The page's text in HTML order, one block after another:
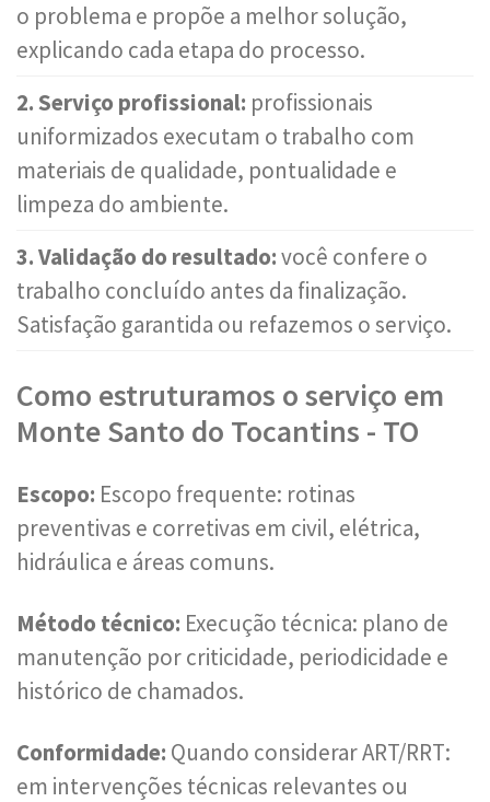
o problema e propõe a melhor solução,
explicando cada etapa do processo.
2. Serviço profissional: profissionais
uniformizados executam o trabalho com
materiais de qualidade, pontualidade e
limpeza do ambiente.
3. Validação do resultado:você confere o
trabalho concluído antes da finalização.
Satisfação garantida ou refazemos o serviço.
Como estruturamos o serviço em
Monte Santo do Tocantins - TO
Escopo: Escopo frequente: rotinas
preventivas e corretivas em civil, elétrica,
hidráulica e áreas comuns.
Método técnico: Execução técnica: plano de
manutenção por criticidade, periodicidade e
histórico de chamados.
Conformidade: Quando considerar ART/RRT:
em intervenções técnicas relevantes ou